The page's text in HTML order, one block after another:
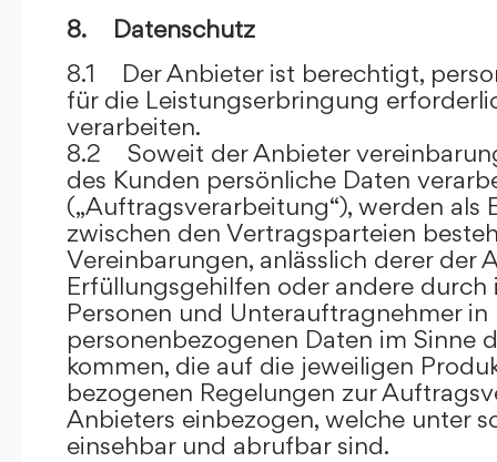
8. Datenschutz
8.1 Der Anbieter ist berechtigt,
für die Leistungserbringung
verarbeiten.
8.2 Soweit der Anbieter
des Kunden persönliche Daten
(„Auftragsverarbeitung“), werden als
zwischen den Vertragsparteien
Vereinbarungen, anlässlich derer der
Erfüllungsgehilfen oder andere
Personen und Unterauftragnehmer
personenbezogenen Daten im Sinne
kommen, die auf die jeweiligen
bezogenen Regelungen zur
Anbieters einbezogen, welche unter
einsehbar und abrufbar sind.